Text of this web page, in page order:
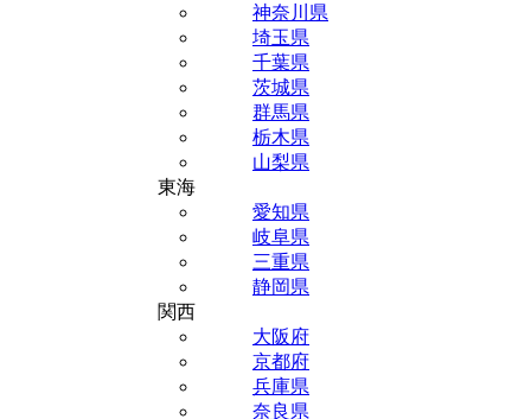
神奈川県
埼玉県
千葉県
茨城県
群馬県
栃木県
山梨県
東海
愛知県
岐阜県
三重県
静岡県
関西
大阪府
京都府
兵庫県
奈良県